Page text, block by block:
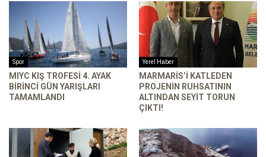
Spor
MIYC KIŞ TROFESI 4. AYAK
BIRINCI GÜN YARIŞLARI
TAMAMLANDI
Yerel Haber
MARMARIS’I KATLEDEN
PROJENIN RUHSATININ
ALTINDAN SEYIT TORUN
ÇIKTI!